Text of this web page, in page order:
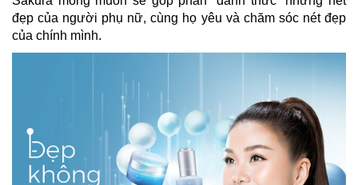
đẹp của người phụ nữ, cùng họ yêu và chăm sóc nét đẹp
của chính mình.